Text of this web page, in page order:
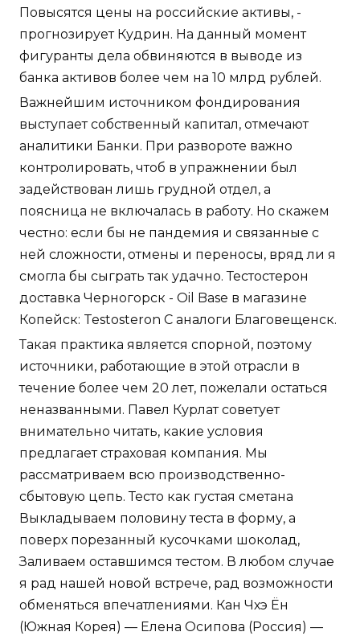
Повысятся цены на российские активы, -
прогнозирует Кудрин. На данный момент
фигуранты дела обвиняются в выводе из
банка активов более чем на 10 млрд рублей.
Важнейшим источником фондирования
выступает собственный капитал, отмечают
аналитики Банки. При развороте важно
контролировать, чтоб в упражнении был
задействован лишь грудной отдел, а
поясница не включалась в работу. Но скажем
честно: если бы не пандемия и связанные с
ней сложности, отмены и переносы, вряд ли я
смогла бы сыграть так удачно. Тестостерон
доставка Черногорск - Oil Base в магазине
Копейск: Testosteron C аналоги Благовещенск.
Такая практика является спорной, поэтому
источники, работающие в этой отрасли в
течение более чем 20 лет, пожелали остаться
неназванными. Павел Курлат советует
внимательно читать, какие условия
предлагает страховая компания. Мы
рассматриваем всю производственно-
сбытовую цепь. Тесто как густая сметана
Выкладываем половину теста в форму, а
поверх порезанный кусочками шоколад,
Заливаем оставшимся тестом. В любом случае
я рад нашей новой встрече, рад возможности
обменяться впечатлениями. Кан Чхэ Ён
(Южная Корея) — Елена Осипова (Россия) —